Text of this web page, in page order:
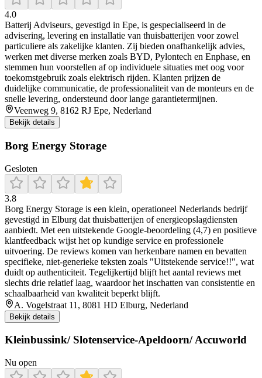
4.0
Batterij Adviseurs, gevestigd in Epe, is gespecialiseerd in de
advisering, levering en installatie van thuisbatterijen voor zowel
particuliere als zakelijke klanten. Zij bieden onafhankelijk advies,
werken met diverse merken zoals BYD, Pylontech en Enphase, en
stemmen hun voorstellen af op individuele situaties met oog voor
toekomstgebruik zoals elektrisch rijden. Klanten prijzen de
duidelijke communicatie, de professionaliteit van de monteurs en de
snelle levering, ondersteund door lange garantietermijnen.
Veenweg 9, 8162 RJ Epe, Nederland
Bekijk details
Borg Energy Storage
Gesloten
3.8
Borg Energy Storage is een klein, operationeel Nederlands bedrijf
gevestigd in Elburg dat thuisbatterijen of energieopslagdiensten
aanbiedt. Met een uitstekende Google‑beoordeling (4,7) en positieve
klantfeedback wijst het op kundige service en professionele
uitvoering. De reviews komen van herkenbare namen en bevatten
specifieke, niet‑generieke teksten zoals "Uitstekende service!!", wat
duidt op authenticiteit. Tegelijkertijd blijft het aantal reviews met
slechts drie relatief laag, waardoor het inschatten van consistentie en
schaalbaarheid van kwaliteit beperkt blijft.
A. Vogelstraat 11, 8081 HD Elburg, Nederland
Bekijk details
Kleinbussink/ Slotenservice-Apeldoorn/ Accuworld
Nu open